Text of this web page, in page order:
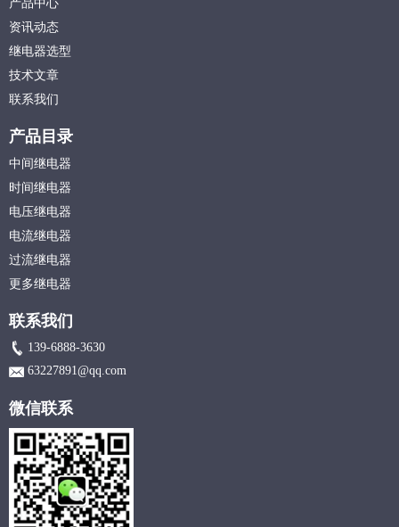
产品中心
资讯动态
继电器选型
技术文章
联系我们
产品目录
中间继电器
时间继电器
电压继电器
电流继电器
过流继电器
更多继电器
联系我们
139-6888-3630
63227891@qq.com
微信联系